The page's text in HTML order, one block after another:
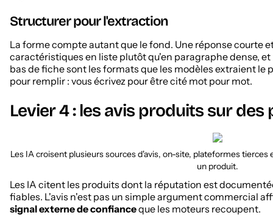
Structurer pour l'extraction
La forme compte autant que le fond. Une réponse courte
caractéristiques en liste plutôt qu'en paragraphe dense,
bas de fiche sont les formats que les modèles extraient le
pour remplir : vous écrivez pour être cité mot pour mot.
Levier 4 : les avis produits sur
Les IA croisent plusieurs sources d'avis, on-site, plateformes
un produit.
Les IA citent les produits dont la réputation est
fiables. L'avis n'est pas un simple argument commercial
signal externe de confianceque les moteurs recoupent.